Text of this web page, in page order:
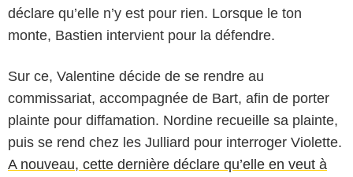
déclare qu’elle n’y est pour rien. Lorsque le ton
monte, Bastien intervient pour la défendre.
Sur ce, Valentine décide de se rendre au
commissariat, accompagnée de Bart, afin de porter
plainte pour diffamation. Nordine recueille sa plainte,
puis se rend chez les Julliard pour interroger Violette.
A nouveau, cette dernière déclare qu’elle en veut à